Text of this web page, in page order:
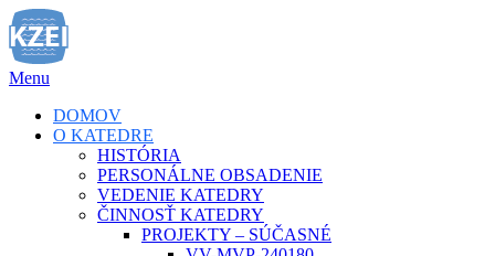
Prejsť
na
obsah
Menu
DOMOV
O KATEDRE
HISTÓRIA
PERSONÁLNE OBSADENIE
VEDENIE KATEDRY
ČINNOSŤ KATEDRY
PROJEKTY – SÚČASNÉ